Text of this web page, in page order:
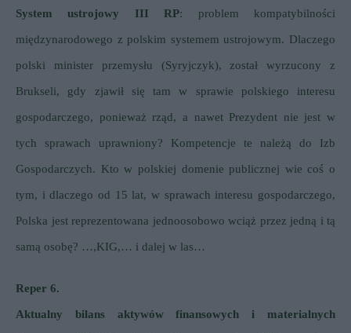
System ustrojowy III RP: problem kompatybilności
międzynarodowego z polskim systemem ustrojowym. Dlaczego
polski minister przemysłu (Syryjczyk), został wyrzucony z
Brukseli, gdy zjawił się tam w sprawie polskiego interesu
gospodarczego, ponieważ rząd, a nawet Prezydent nie jest w
tych sprawach uprawniony? Kompetencje te należą do Izb
Gospodarczych. Kto w polskiej domenie publicznej wie coś o
tym, i dlaczego od 15 lat, w sprawach interesu gospodarczego,
Polska jest reprezentowana jednoosobowo wciąż przez jedną i tą
samą osobę? …,KIG,… i dalej w las…
Reper 6.
Aktualny bilans aktywów finansowych i materialnych